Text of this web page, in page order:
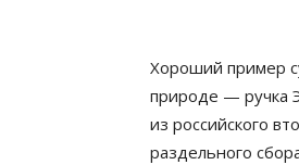
Хороший пример
природе — ручка
из российского
раздельного